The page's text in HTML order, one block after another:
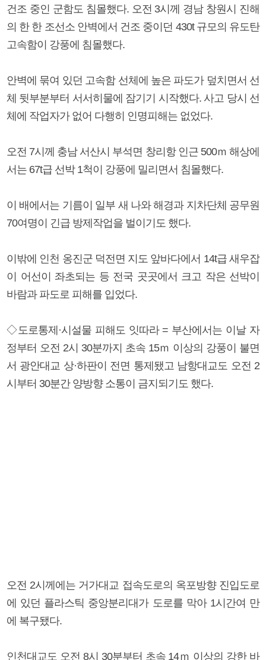
건조 중인 군함도 침몰했다. 오전 3시께 경남 창원시 진해
의 한 한 조선소 안벽에서 건조 중이던 430t 규모의 유도탄
고속함이 강풍에 침몰했다.
안벽에 묶여 있던 고속함 선체에 높은 파도가 덮치면서 선
체 뒷부분부터 서서히물에 잠기기 시작했다. 사고 당시 선
체에 작업자가 없어 다행히 인명피해는 없었다.
오전 7시께 충남 서산시 부석면 창리항 인근 500ｍ 해상에
서는 67t급 선박 1척이 강풍에 밀리면서 침몰했다.
이 배에서는 기름이 일부 새 나와 해경과 지차단체 공무원
70여명이 긴급 방제작업을 벌이기도 했다.
이밖에 인천 옹진군 덕전면 지도 앞바다에서 14t급 새우잡
이 어선이 좌초되는 등 전국 곳곳에서 크고 작은 선박이
바람과 파도로 피해를 입었다.
◇도로통제·시설물 피해도 잇따라 = 부산에서는 이날 자
정부터 오전 2시 30분까지 초속 15ｍ 이상의 강풍이 불면
서 광안대교 상·하판이 전면 통제됐고 남항대교도 오전 2
시부터 30분간 양방향 소통이 금지되기도 했다.
오전 2시께에는 거가대교 접속도로의 옥포방향 진입도로
에 있던 플라스틱 중앙분리대가 도로를 막아 1시간여 만
에 복구됐다.
인천대교도 오전 8시 30분부터 초속 14ｍ 이상의 강한 바